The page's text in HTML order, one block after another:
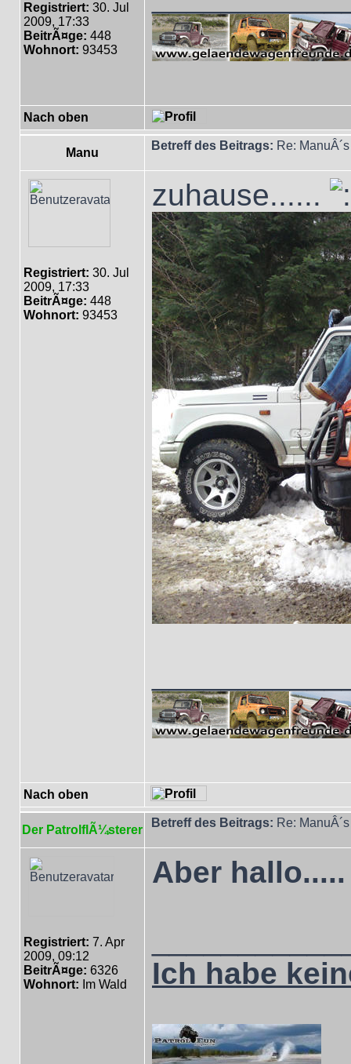
Registriert: 30. Jul
2009, 17:33
BeitrÃ¤ge: 448
Wohnort: 93453
Nach oben
Manu
Betreff des Beitrags: Re:
Registriert: 30. Jul
2009, 17:33
BeitrÃ¤ge: 448
Wohnort: 93453
zuhause......
Nach oben
Der PatrolflÃ¼sterer
Betreff des Beitrags: Re:
Registriert: 7. Apr
2009, 09:12
BeitrÃ¤ge: 6326
Wohnort: Im Wald
Aber
Ich habe